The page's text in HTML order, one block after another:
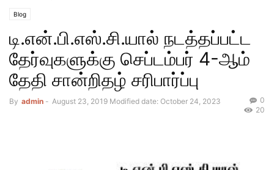
Blog
டி.என்.பி.எஸ்.சி.யால் நடத்தப்பட்ட
தேர்வுகளுக்கு செப்டம்பர் 4-ஆம்
தேதி சான்றிதழ் சரிபார்ப்பு
By admin - August 23, 2019 Modified date: October 24, 2023
0
20